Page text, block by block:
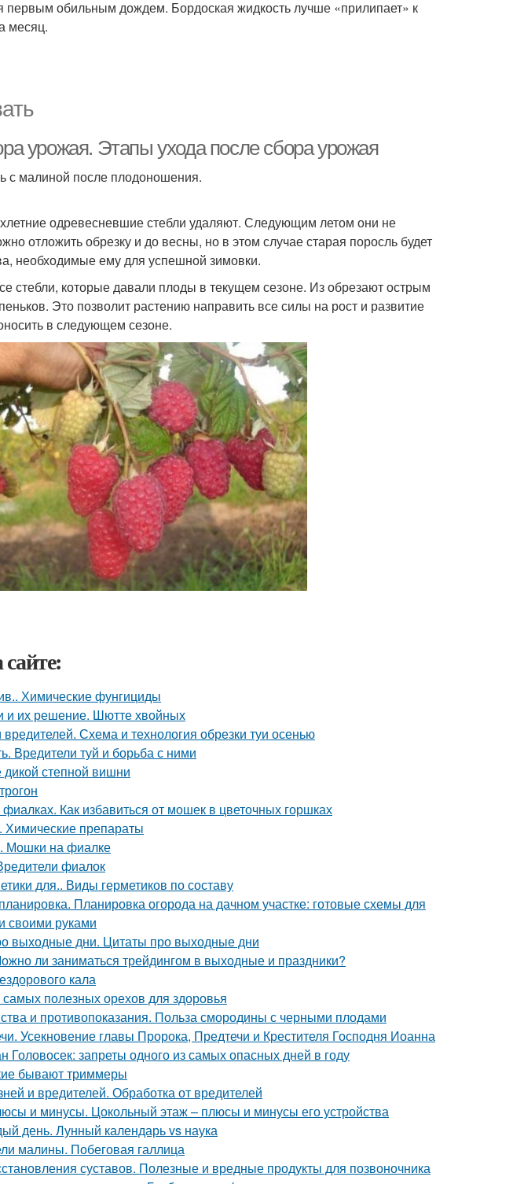
первым обильным дождем. Бордоская жидкость лучше «прилипает» к
месяц.
урожая. Этапы ухода после сбора урожая
с малиной после плодоношения.
одревесневшие стебли удаляют. Следующим летом они не
отложить обрезку и до весны, но в этом случае старая поросль будет
необходимые ему для успешной зимовки.
стебли, которые давали плоды в текущем сезоне. Из обрезают острым
Это позволит растению направить все силы на рост и развитие
в следующем сезоне.
Химические фунгициды
и их решение. Шютте хвойных
Схема и технология обрезки туи осенью
Вредители туй и борьба с ними
степной вишни
Как избавиться от мошек в цветочных горшках
Химические препараты
Мошки на фиалке
фиалок
для.. Виды герметиков по составу
Планировка огорода на дачном участке: готовые схемы для
своими руками
выходные дни. Цитаты про выходные дни
ли заниматься трейдингом в выходные и праздники?
кала
полезных орехов для здоровья
и противопоказания. Польза смородины с черными плодами
Усекновение главы Пророка, Предтечи и Крестителя Господня Иоанна
Головосек: запреты одного из самых опасных дней в году
бывают триммеры
и вредителей. Обработка от вредителей
и минусы. Цокольный этаж – плюсы и минусы его устройства
день. Лунный календарь vs наука
малины. Побеговая галлица
суставов. Полезные и вредные продукты для позвоночника